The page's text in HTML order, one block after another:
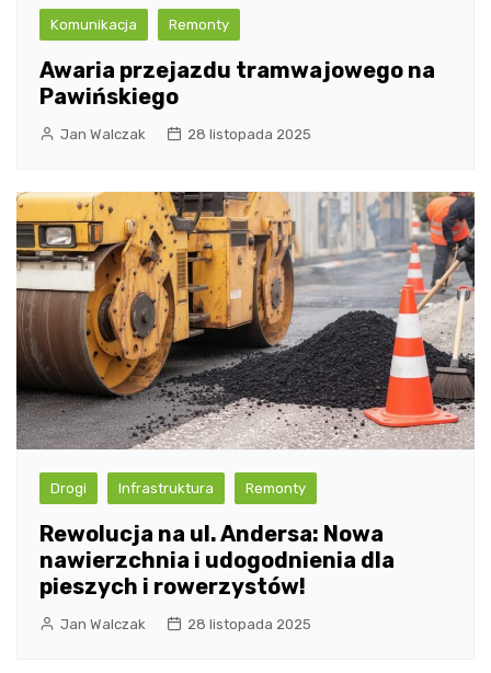
Komunikacja Remonty
Awaria przejazdu tramwajowego na
Pawińskiego
Jan Walczak 28 listopada 2025
Drogi Infrastruktura Remonty
Rewolucja na ul. Andersa: Nowa
nawierzchnia i udogodnienia dla
pieszych i rowerzystów!
Jan Walczak 28 listopada 2025